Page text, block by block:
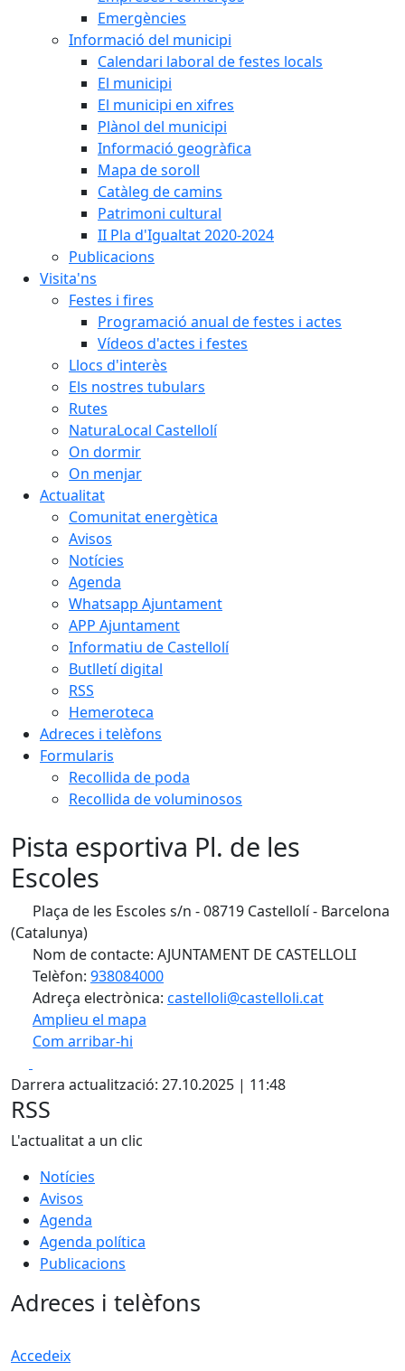
Emergències
Informació del municipi
Calendari laboral de festes locals
El municipi
El municipi en xifres
Plànol del municipi
Informació geogràfica
Mapa de soroll
Catàleg de camins
Patrimoni cultural
II Pla d'Igualtat 2020-2024
Publicacions
Visita'ns
Festes i fires
Programació anual de festes i actes
Vídeos d'actes i festes
Llocs d'interès
Els nostres tubulars
Rutes
NaturaLocal Castellolí
On dormir
On menjar
Actualitat
Comunitat energètica
Avisos
Notícies
Agenda
Whatsapp Ajuntament
APP Ajuntament
Informatiu de Castellolí
Butlletí digital
RSS
Hemeroteca
Adreces i telèfons
Formularis
Recollida de poda
Recollida de voluminosos
Pista esportiva Pl. de les
Escoles
Plaça de les Escoles s/n - 08719 Castellolí - Barcelona
(Catalunya)
Nom de contacte: AJUNTAMENT DE CASTELLOLI
Telèfon: 938084000
Adreça electrònica: castelloli@castelloli.cat
Amplieu el mapa
Com arribar-hi
+
−
Darrera actualització: 27.10.2025 | 11:48
RSS
L'actualitat a un clic
Notícies
Avisos
Agenda
Agenda política
Publicacions
Adreces i telèfons
Accedeix